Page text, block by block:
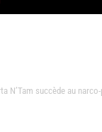
N’Tam succède au